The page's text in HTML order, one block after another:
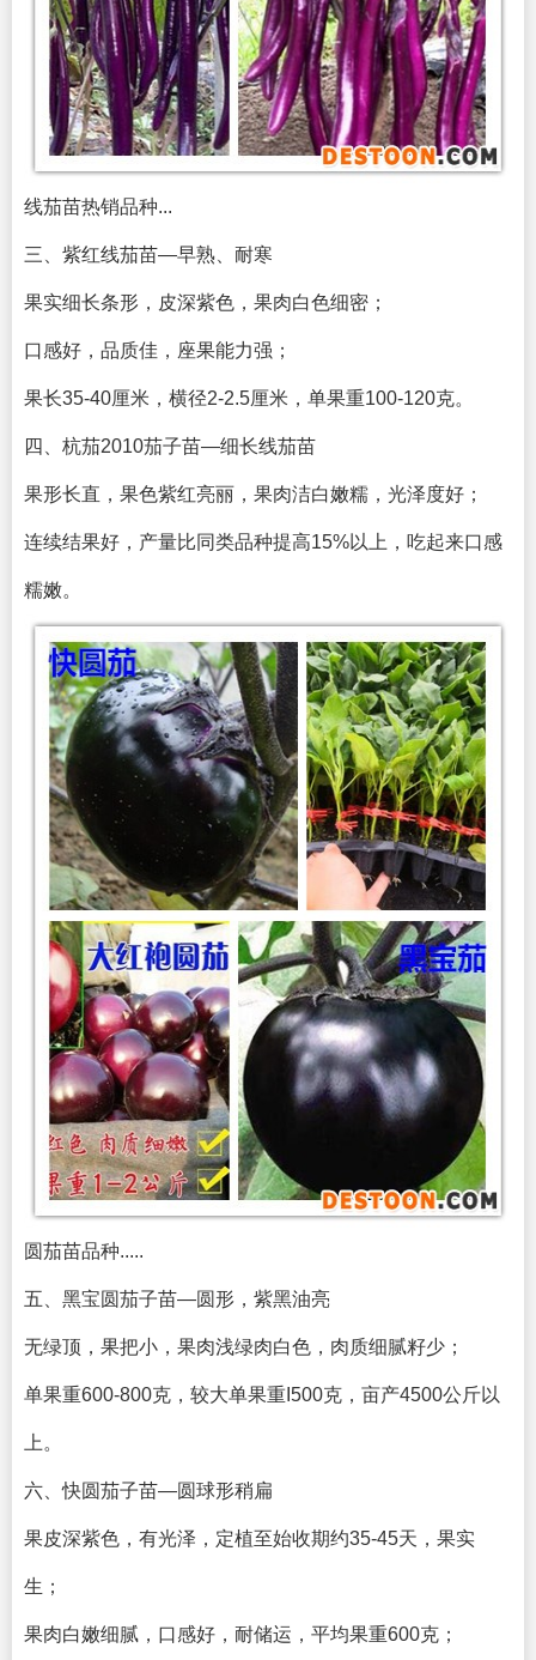
线茄苗热销品种...
三、紫红线茄苗—早熟、耐寒
果实细长条形，皮深紫色，果肉白色细密；
口感好，品质佳，座果能力强；
果长35-40厘米，横径2-2.5厘米，单果重100-120克。
四、杭茄2010茄子苗—细长线茄苗
果形长直，果色紫红亮丽，果肉洁白嫩糯，光泽度好；
连续结果好，产量比同类品种提高15%以上，吃起来口感
糯嫩。
圆茄苗品种.....
五、黑宝圆茄子苗—圆形，紫黑油亮
无绿顶，果把小，果肉浅绿肉白色，肉质细腻籽少；
单果重600-800克，较大单果重I500克，亩产4500公斤以
上。
六、快圆茄子苗—圆球形稍扁
果皮深紫色，有光泽，定植至始收期约35-45天，果实
生；
果肉白嫩细腻，口感好，耐储运，平均果重600克；